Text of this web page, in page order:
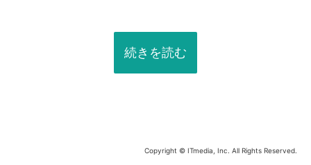
続きを読む
Copyright © ITmedia, Inc. All Rights Reserved.